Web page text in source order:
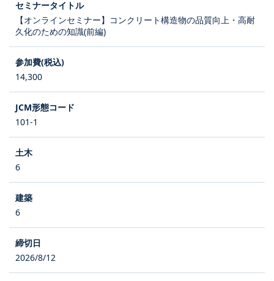
【オンラインセミナー】コンクリート構造物の品質向上・高耐
久化のための知識(前編)
14,300
101-1
6
6
2026/8/12